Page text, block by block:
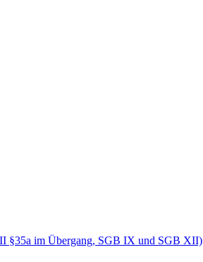
§35a im Übergang, SGB IX und SGB XII)